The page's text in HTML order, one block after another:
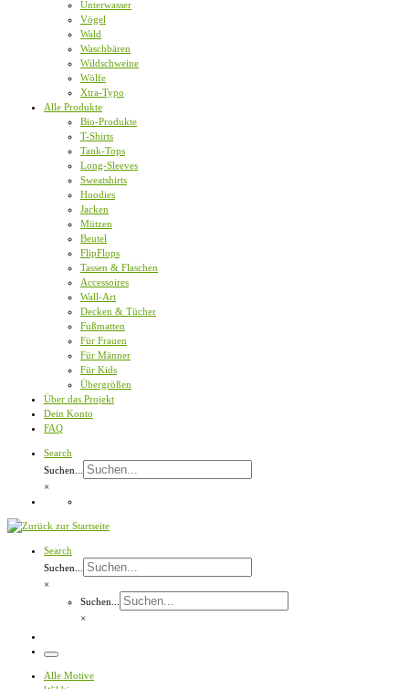
Unterwasser
Vögel
Wald
Waschbären
Wildschweine
Wölfe
Xtra-Typo
Alle Produkte
Bio-Produkte
T-Shirts
Tank-Tops
Long-Sleeves
Sweatshirts
Hoodies
Jacken
Mützen
Beutel
FlipFlops
Tassen & Flaschen
Accessoires
Wall-Art
Decken & Tücher
Fußmatten
Für Frauen
Für Männer
Für Kids
Übergrößen
Über das Projekt
Dein Konto
FAQ
Search
Suchen...
×
Search
Suchen...
×
Suchen...
×
Menü
Alle Motive